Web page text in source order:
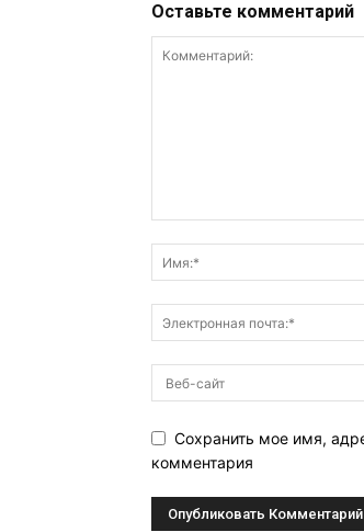
Оставьте комментарий
Сохранить мое имя,
комментария